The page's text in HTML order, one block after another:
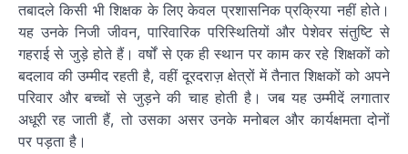
तबादले किसी भी शिक्षक के लिए केवल प्रशासनिक प्रक्रिया नहीं होते।
यह उनके निजी जीवन, पारिवारिक परिस्थितियों और पेशेवर संतुष्टि से
गहराई से जुड़े होते हैं। वर्षों से एक ही स्थान पर काम कर रहे शिक्षकों को
बदलाव की उम्मीद रहती है, वहीं दूरदराज़ क्षेत्रों में तैनात शिक्षकों को अपने
परिवार और बच्चों से जुड़ने की चाह होती है। जब यह उम्मीदें लगातार
अधूरी रह जाती हैं, तो उसका असर उनके मनोबल और कार्यक्षमता दोनों
पर पड़ता है।